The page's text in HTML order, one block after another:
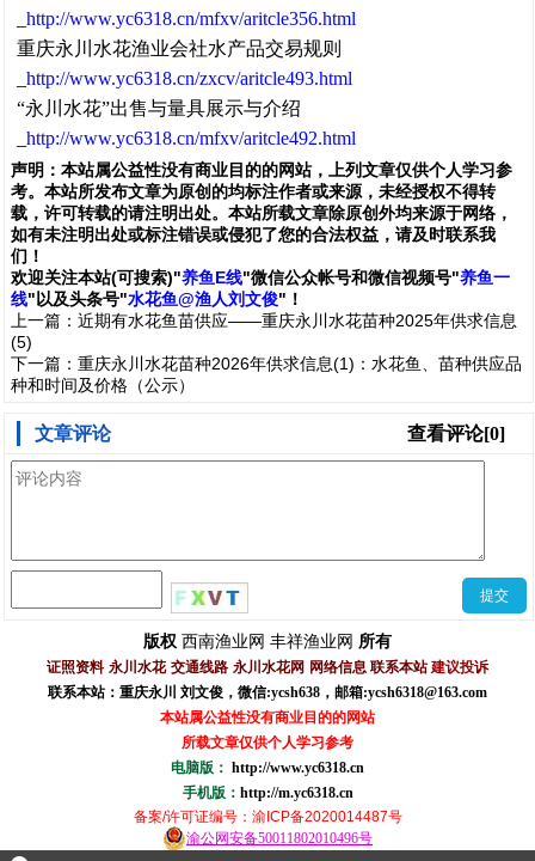
http://www.yc6318.cn/mfxv/aritcle356.html
重庆永川水花渔业会社水产品交易规则
http://www.yc6318.cn/zxcv/aritcle493.html
“永川水花”出售与量具展示与介绍
http://www.yc6318.cn/mfxv/aritcle492.html
声明： 本站属公益性没有商业目的的网站，上列文章仅供个人学习参
考。本站所发布文章为原创的均标注作者或来源，未经授权不得转
载，许可转载的请注明出处。本站所载文章除原创外均来源于网络，
如有未注明出处或标注错误或侵犯了您的合法权益，请及时联系我
们 ！
欢迎关注本站(可搜索)"养鱼E线"微信公众帐号和微信视频号"养鱼一
线" 以及头条号"水花鱼@渔人刘文俊"！
上一篇： 近期有水花鱼苗供应——重庆永川水花苗种2025年供求信息
(5)
下一篇： 重庆永川水花苗种2026年供求信息(1)：水花鱼、苗种供应品
种和时间及价格（公示）​
查看评论[0]
文章评论
版权 西南渔业网 丰祥渔业网 所有
证照资料 永川水花 交通线路 永川水花网 网络信息 联系本站 建议投诉
联系本站：重庆永川 刘文俊， 微信:ycsh638 ， 邮箱:ycsh6318@163.com
本站属公益性没有商业目的的网站
所载文章仅供个人学习参考
电脑版： http://www.yc6318.cn
手机版： http://m.yc6318.cn
备案/许可证编号：渝ICP备2020014487号
渝公网安备50011802010496号